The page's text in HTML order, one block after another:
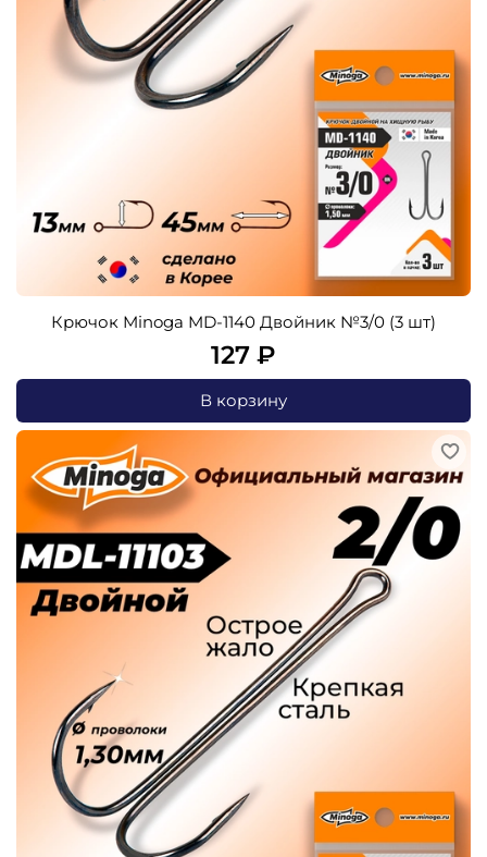
Крючок Minoga MD-1140 Двойник №3/0 (3 шт)
127 ₽
В корзину